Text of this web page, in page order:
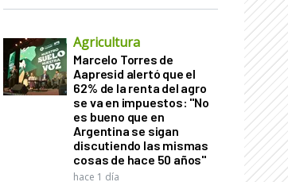
Agricultura
Marcelo Torres de
Aapresid alertó que el
62% de la renta del agro
se va en impuestos: "No
es bueno que en
Argentina se sigan
discutiendo las mismas
cosas de hace 50 años"
hace 1 día